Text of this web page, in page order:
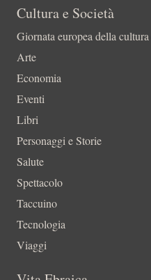
Cultura e Società
Giornata europea della cultura
Arte
Economia
Eventi
Libri
Personaggi e Storie
Salute
Spettacolo
Taccuino
Tecnologia
Viaggi